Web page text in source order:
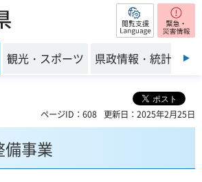
閲覧支援
表示
観光・スポーツ 県政情報・統計
ページID：608 更新日：2025年2月25日
備事業